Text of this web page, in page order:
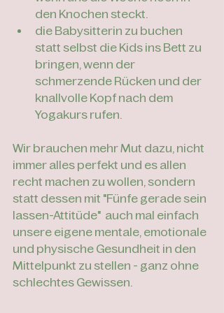
den Knochen steckt.
die Babysitterin zu buchen
statt selbst die Kids ins Bett zu
bringen, wenn der
schmerzende Rücken und der
knallvolle Kopf nach dem
Yogakurs rufen.
Wir brauchen mehr Mut dazu, nicht
immer alles perfekt und es allen
recht machen zu wollen, sondern
statt dessen mit "Fünfe gerade sein
lassen-Attitüde"  auch mal einfach
unsere eigene mentale, emotionale
und physische Gesundheit in den
Mittelpunkt zu stellen - ganz ohne
schlechtes Gewissen.